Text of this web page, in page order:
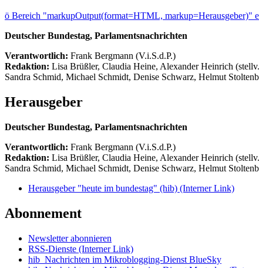
ö Bereich "markupOutput(format=HTML, markup=Herausgeber)"
Deutscher Bundestag, Parlamentsnachrichten
Verantwortlich: Frank Bergmann (V.i.S.d.P.)
Redaktion: Lisa Brüßler, Claudia Heine, Alexander Heinrich
Sandra Schmid, Michael Schmidt, Denise Schwarz, Helmut
Herausgeber
Deutscher Bundestag, Parlamentsnachrichten
Verantwortlich: Frank Bergmann (V.i.S.d.P.)
Redaktion: Lisa Brüßler, Claudia Heine, Alexander Heinrich
Sandra Schmid, Michael Schmidt, Denise Schwarz, Helmut
Herausgeber "heute im bundestag" (hib) (Interner Link)
Abonnement
Newsletter abonnieren
RSS-Dienste (Interner Link)
hib_Nachrichten im Mikroblogging-Dienst BlueSky